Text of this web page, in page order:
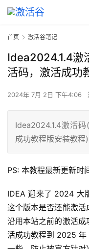
首页 激活谷笔记
Idea2024.1.4激
活码，激活成功
2024年 7月 2日 下午4:06
Idea2024.1.4激活
成功教程版安装教程)
PS: 本教程最新更新时
IDEA 迎来了 2024 大
这个版本是否还能激
沿用本站之前的激活
活成功教程到 2025 年